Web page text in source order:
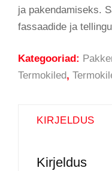
ja pakendamiseks.
fassaadide ja
Kategooriad:
Termokiled,
KIRJELDUS
Kirjeldus